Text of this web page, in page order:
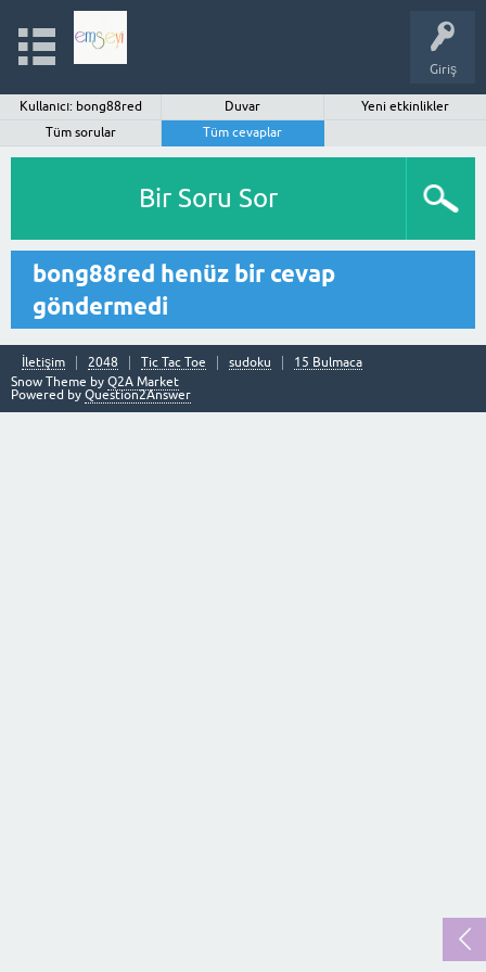
Giriş
Kullanıcı: bong88red Duvar
Yeni etkinlikler
Tüm sorular
Tüm cevaplar
Bir Soru Sor
bong88red henüz bir cevap
göndermedi
İletişim 2048 Tic Tac Toe sudoku
15 Bulmaca
Snow Theme by Q2A Market
Powered by Question2Answer